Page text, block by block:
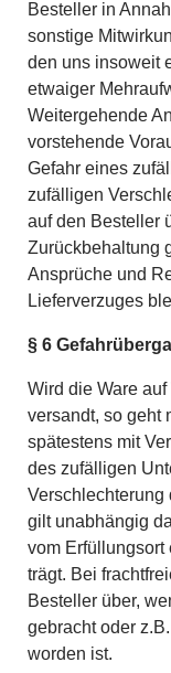
Besteller in
sonstige
den uns insoweit
etwaiger
Weitergehende
vorstehende
Gefahr eines
zufälligen
auf den Besteller
Zurückbehaltung
Ansprüche und
Lieferverzuges
§ 6
Wird die Ware
versandt, so geht
spätestens mit
des zufälligen
Verschlechterung
gilt unabhängig
vom Erfüllungsort
trägt. Bei
Besteller über,
gebracht oder
worden ist.